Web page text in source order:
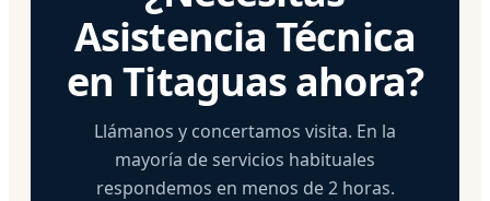
Asistencia Técnica
en Titaguas ahora?
Llámanos y concertamos visita. En la
mayoría de servicios habituales
respondemos en menos de 2 horas.